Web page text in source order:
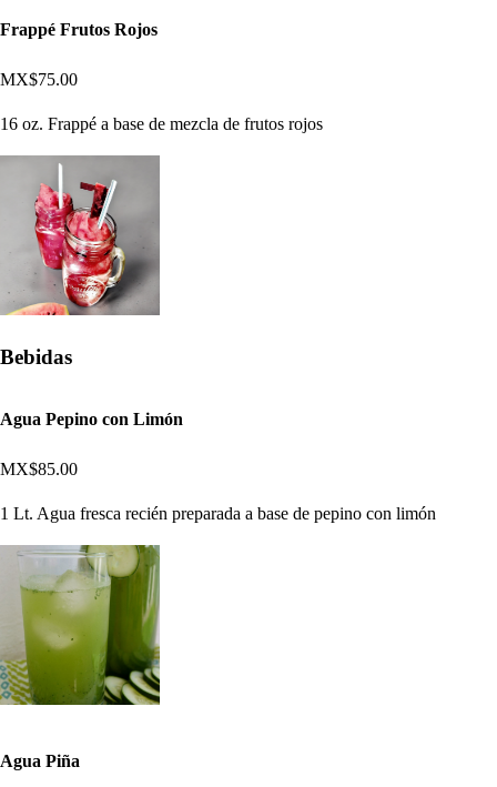
Frappé Frutos Rojos
MX$75.00
16 oz. Frappé a base de mezcla de frutos rojos
Bebidas
Agua Pepino con Limón
MX$85.00
1 Lt. Agua fresca recién preparada a base de pepino con limón
Agua Piña